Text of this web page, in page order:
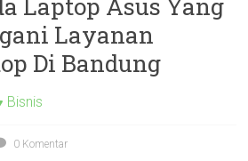
Laptop Asus Yang
Layanan
Di Bandung
Bisnis
0 Komentar